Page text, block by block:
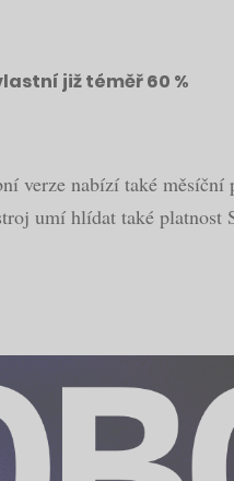
již téměř 60 %
verze nabízí také
umí hlídat také platnost